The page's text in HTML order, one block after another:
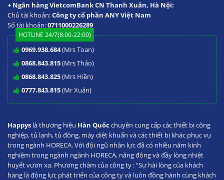
+ Ngân hàng VietcomBank CN Thanh Xuân, Hà Nội:
Chủ tài khoản:Công ty cổ phần ANY Việt Nam
Số tài khoản:0711000226289
HOTLINE 24/7(8:00-22:00)
0969.938.684(Mrs Toan)
0868.843.815(Mrs Thảo)
0868.843.825(Mrs Hiền)
0777.843.815(Mr Xuân)
Happys là thương hiệu Hàn Quốc chuyên cung cấp các thiết bị công
nghiệp, tủ lạnh, tủ đông, máy diệt khuẩn và các thiết bị khác phục vụ
trong ngành HORECA. Với đội ngũ nhân lực đã có nhiều năm kinh
nghiệm trong ngành ngành HORECA, năng động và đầy lòng nhiệt
huyết vươn xa. Phương châm của công ty : “Sự hài lòng của khách
hàng là động lực phát triển của công ty và luôn đồng hành cùng khách